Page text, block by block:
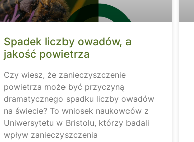
Spadek liczby owadów, a
jakość powietrza
Czy wiesz, że zanieczyszczenie
powietrza może być przyczyną
dramatycznego spadku liczby owadów
na świecie? To wniosek naukowców z
Uniwersytetu w Bristolu, którzy badali
wpływ zanieczyszczenia